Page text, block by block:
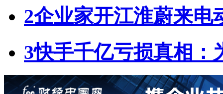
2企业家开江淮蔚来电
3快手千亿亏损真相：